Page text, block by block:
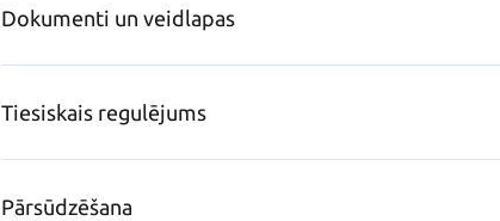
Dokumenti un veidlapas
Tiesiskais regulējums
Pārsūdzēšana